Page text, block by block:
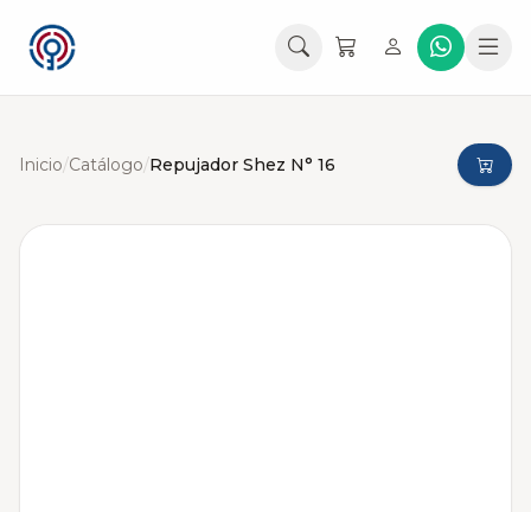
Inicio/Catálogo/Repujador Shez N° 16